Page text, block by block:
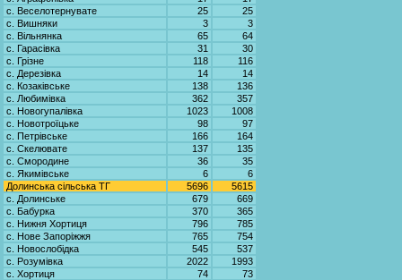
с. Веселотернувате
25
25
с. Вишняки
3
3
с. Вільнянка
65
64
с. Гарасівка
31
30
с. Грізне
118
116
с. Дерезівка
14
14
с. Козаківське
138
136
с. Любимівка
362
357
с. Новогупалівка
1023
1008
с. Новотроїцьке
98
97
с. Петрівське
166
164
с. Скелювате
137
135
с. Смородине
36
35
с. Якимівське
6
6
Долинська сільська ТГ
5696
5615
с. Долинське
679
669
с. Бабурка
370
365
с. Нижня Хортиця
796
785
с. Нове Запоріжжя
765
754
с. Новослобідка
545
537
с. Розумівка
2022
1993
с. Хортиця
74
73